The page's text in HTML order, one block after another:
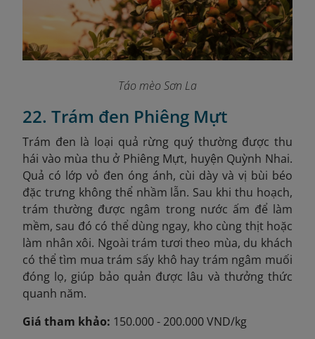
Táo mèo Sơn La
22. Trám đen Phiêng Mựt
Trám đen là loại quả rừng quý thường được thu
hái vào mùa thu ở Phiêng Mựt, huyện Quỳnh Nhai.
Quả có lớp vỏ đen óng ánh, cùi dày và vị bùi béo
đặc trưng không thể nhầm lẫn. Sau khi thu hoạch,
trám thường được ngâm trong nước ấm để làm
mềm, sau đó có thể dùng ngay, kho cùng thịt hoặc
làm nhân xôi. Ngoài trám tươi theo mùa, du khách
có thể tìm mua trám sấy khô hay trám ngâm muối
đóng lọ, giúp bảo quản được lâu và thưởng thức
quanh năm.
Giá tham khảo: 150.000 - 200.000 VND/kg